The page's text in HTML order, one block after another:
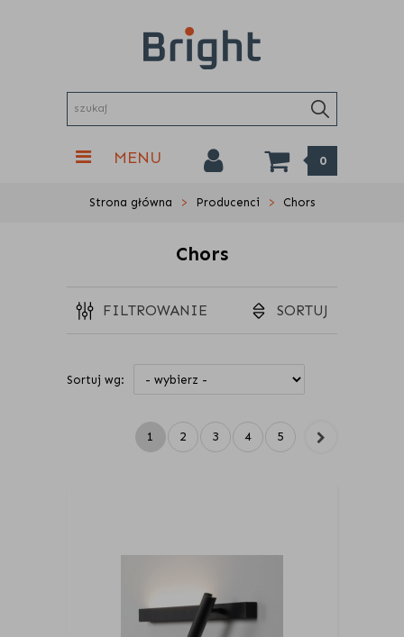
MENU 0
Strona główna Producenci Chors
Chors
FILTROWANIE SORTUJ
Sortuj wg:
1 2 3 4 5